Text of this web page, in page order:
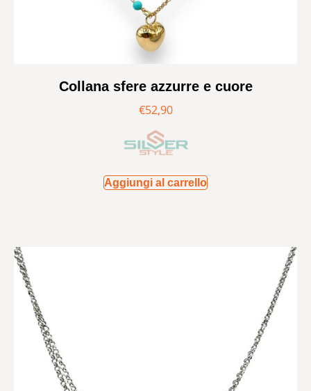
Collana sfere azzurre e cuore
€52,90
Aggiungi al carrello